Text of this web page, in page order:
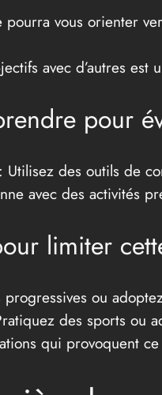
vous orienter
avec d’autres est
pour
des outils de
avec des activités
limiter
ou
des sports ou
qui provoquent